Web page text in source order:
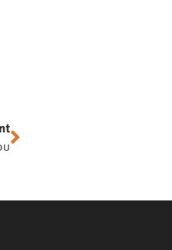
Personnalisez vos